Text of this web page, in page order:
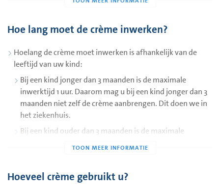
reacties, zoals ontvelling, jeuk, galbulten of
benauwdheid, verwijdert u de crème en de pleister en
meldt u dit bij de zorgverlener.
Hoe lang moet de crème inwerken?
Hoelang de crème moet inwerken is afhankelijk van de
leeftijd van uw kind:
Bij een kind jonger dan 3 maanden is de maximale
inwerktijd 1 uur. Daarom mag u bij een kind jonger dan 3
maanden niet zelf de crème aanbrengen. Dit doen we in
het ziekenhuis.
Bij een kind ouder dan 3 maanden is de maximale
Bij eczeem of een jeukende huidaandoening is de
maximale inwerktijd 30 minuten.
Hoeveel crème gebruikt u?